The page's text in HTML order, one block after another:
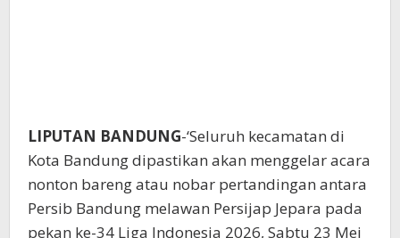
LIPUTAN BANDUNG-‘Seluruh kecamatan di
Kota Bandung dipastikan akan menggelar acara
nonton bareng atau nobar pertandingan antara
Persib Bandung melawan Persijap Jepara pada
pekan ke-34 Liga Indonesia 2026, Sabtu 23 Mei